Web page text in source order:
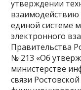
утверждении
единой системе
электронного
Правительства
№ 213 «Об
министерстве
связи